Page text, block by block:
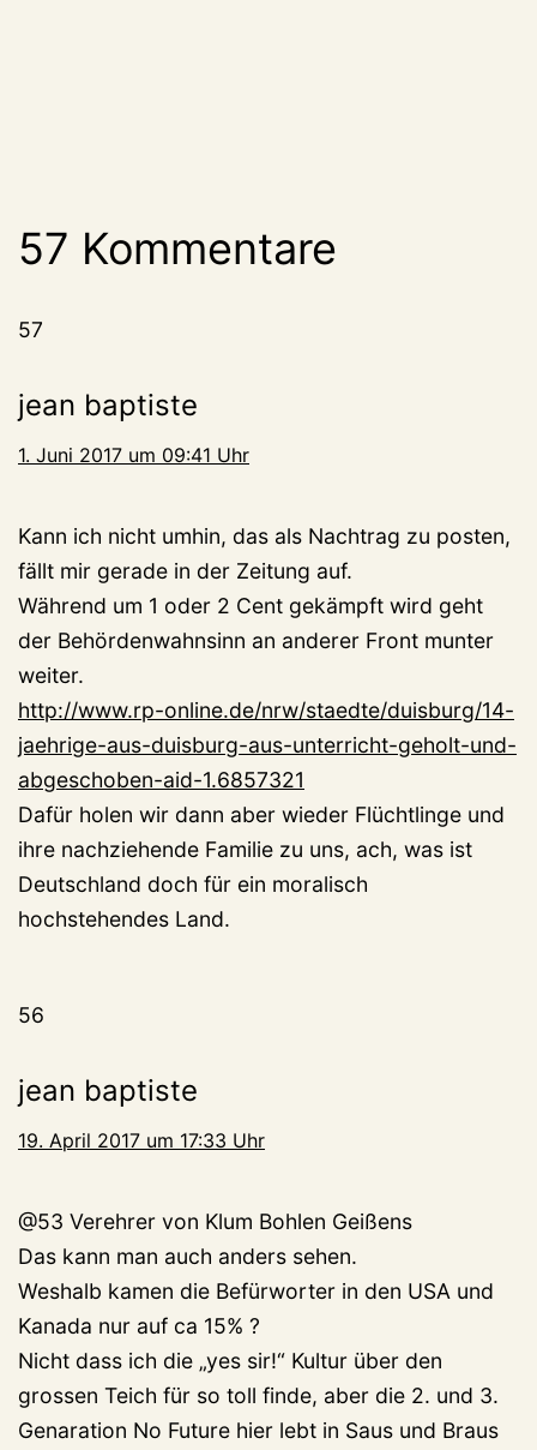
57 Kommentare
57
jean baptiste
1. Juni 2017 um 09:41 Uhr
Kann ich nicht umhin, das als Nachtrag zu posten,
fällt mir gerade in der Zeitung auf.
Während um 1 oder 2 Cent gekämpft wird geht
der Behördenwahnsinn an anderer Front munter
weiter.
http://www.rp-online.de/nrw/staedte/duisburg/14-
jaehrige-aus-duisburg-aus-unterricht-geholt-und-
abgeschoben-aid-1.6857321
Dafür holen wir dann aber wieder Flüchtlinge und
ihre nachziehende Familie zu uns, ach, was ist
Deutschland doch für ein moralisch
hochstehendes Land.
56
jean baptiste
19. April 2017 um 17:33 Uhr
@53 Verehrer von Klum Bohlen Geißens
Das kann man auch anders sehen.
Weshalb kamen die Befürworter in den USA und
Kanada nur auf ca 15% ?
Nicht dass ich die „yes sir!“ Kultur über den
grossen Teich für so toll finde, aber die 2. und 3.
Genaration No Future hier lebt in Saus und Braus